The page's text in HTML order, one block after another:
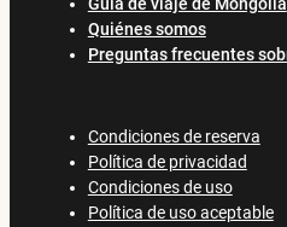
Guía de viaje de Mongolia
Quiénes somos
Preguntas frecuentes
Condiciones de reserva
Política de privacidad
Condiciones de uso
Política de uso aceptable